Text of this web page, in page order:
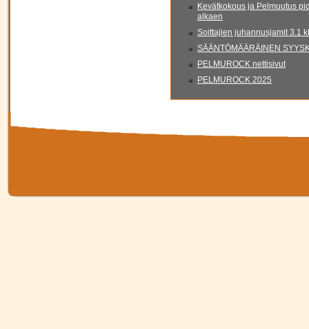
Kevätkokous ja Pelmuutus
alkaen
Soittajien juhannusjamit 3.1
SÄÄNTÖMÄÄRÄINEN
PELMUROCK nettisivut
PELMUROCK 2025